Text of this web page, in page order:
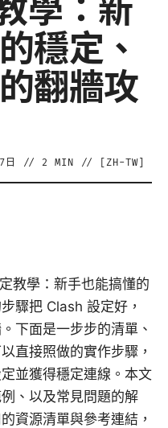
學：新
穩定、
翻牆攻
日 // 2 MIN // [ ZH-TW
教學：新手也能搞懂的
驟把 Clash 設定好，
下面是一步步的清單、
直接照做的實作步驟，
並獲得穩定連線。本文
、以及常見問題的解
資源清單與參考連結，